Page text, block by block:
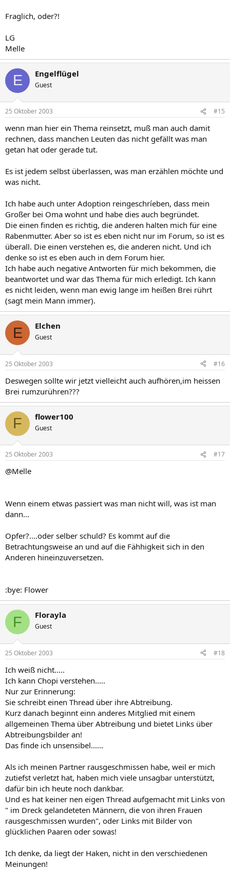
Fraglich, oder?!
LG
Melle
E Engelflügel
Guest
25 Oktober 2003 #15
wenn man hier ein Thema reinsetzt, muß man auch damit
rechnen, dass manchen Leuten das nicht gefällt was man
getan hat oder gerade tut.
Es ist jedem selbst überlassen, was man erzählen möchte und
was nicht.
Ich habe auch unter Adoption reingeschríeben, dass mein
Großer bei Oma wohnt und habe dies auch begründet.
Die einen finden es richtig, die anderen halten mich für eine
Rabenmutter. Aber so ist es eben nicht nur im Forum, so ist es
überall. Die einen verstehen es, die anderen nicht. Und ich
denke so ist es eben auch in dem Forum hier.
Ich habe auch negative Antworten für mich bekommen, die
beantwortet und war das Thema für mich erledigt. Ich kann
es nicht leiden, wenn man ewig lange im heißen Brei rührt
(sagt mein Mann immer).
E Elchen
Guest
25 Oktober 2003 #16
Deswegen sollte wir jetzt vielleicht auch aufhören,im heissen
Brei rumzurühren???
F flower100
Guest
25 Oktober 2003 #17
@Melle
Wenn einem etwas passiert was man nicht will, was ist man
dann...
Opfer?....oder selber schuld? Es kommt auf die
Betrachtungsweise an und auf die Fähhigkeit sich in den
Anderen hineinzuversetzen.
:bye: Flower
F Florayla
Guest
25 Oktober 2003 #18
Ich weiß nicht.....
Ich kann Chopi verstehen.....
Nur zur Erinnerung:
Sie schreibt einen Thread über ihre Abtreibung.
Kurz danach beginnt einn anderes Mitglied mit einem
allgemeinen Thema über Abtreibung und bietet Links über
Abtreibungsbilder an!
Das finde ich unsensibel......
Als ich meinen Partner rausgeschmissen habe, weil er mich
zutiefst verletzt hat, haben mich viele unsagbar unterstützt,
dafür bin ich heute noch dankbar.
Und es hat keiner nen eigen Thread aufgemacht mit Links von
" im Dreck gelandeteten Männern, die von ihren Frauen
rausgeschmissen wurden", oder Links mit Bilder von
glücklichen Paaren oder sowas!
Ich denke, da liegt der Haken, nicht in den verschiedenen
Meinungen!